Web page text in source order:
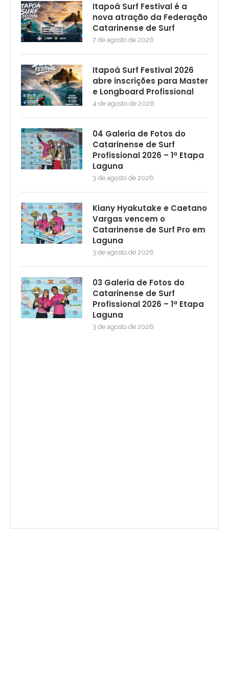
Itapoá Surf Festival é a
nova atração da Federação
Catarinense de Surf
7 de agosto de 2026
Itapoá Surf Festival 2026
abre inscrições para Master
e Longboard Profissional
4 de agosto de 2026
04 Galeria de Fotos do
Catarinense de Surf
Profissional 2026 – 1ª Etapa
Laguna
3 de agosto de 2026
Kiany Hyakutake e Caetano
Vargas vencem o
Catarinense de Surf Pro em
Laguna
3 de agosto de 2026
03 Galeria de Fotos do
Catarinense de Surf
Profissional 2026 – 1ª Etapa
Laguna
3 de agosto de 2026